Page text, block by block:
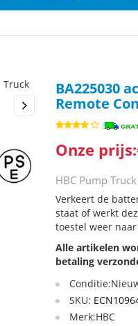
BA225030
Remote
Onze
HBC Pump
Verkeert de
staat of werkt
toestel weer
Alle artikelen
betaling
SKU:
Merk:HBC